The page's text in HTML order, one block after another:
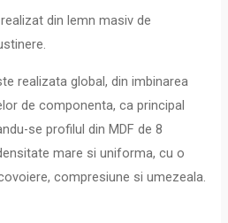
din lemn masiv de
realizata global, din imbinarea
de componenta, ca principal
se profilul din MDF de 8
mare si uniforma, cu o
compresiune si umezeala.